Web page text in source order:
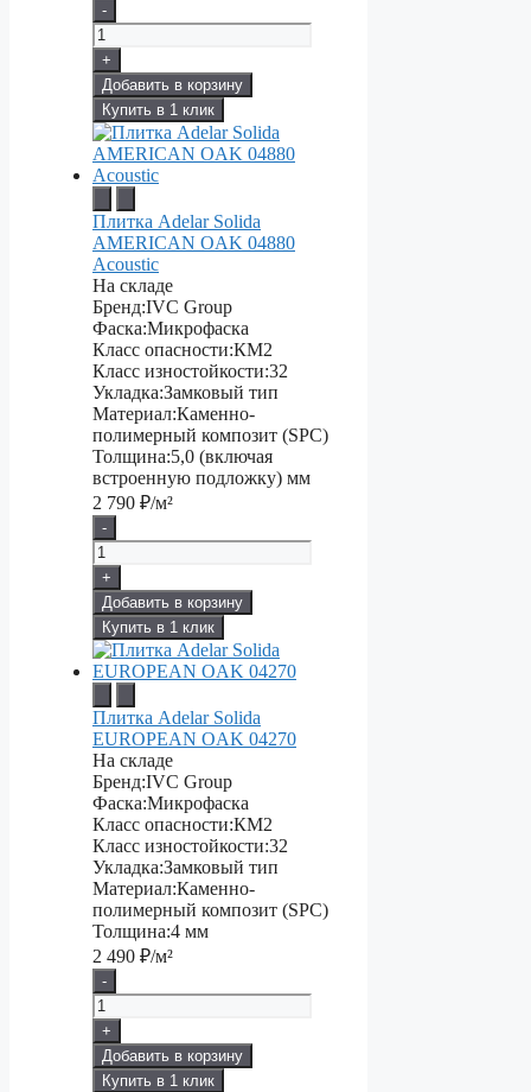
-
+
Добавить в корзину
Купить в 1 клик
Плитка Adelar Solida
AMERICAN OAK 04880
Acoustic
На складе
Бренд:IVC Group
Фаска:Микрофаска
Класс опасности:КМ2
Класс изностойкости:32
Укладка:Замковый тип
Материал:Каменно-
полимерный композит (SPC)
Толщина:5,0 (включая
встроенную подложку) мм
2 790 ₽/м²
-
+
Добавить в корзину
Купить в 1 клик
Плитка Adelar Solida
EUROPEAN OAK 04270
На складе
Бренд:IVC Group
Фаска:Микрофаска
Класс опасности:КМ2
Класс изностойкости:32
Укладка:Замковый тип
Материал:Каменно-
полимерный композит (SPC)
Толщина:4 мм
2 490 ₽/м²
-
+
Добавить в корзину
Купить в 1 клик